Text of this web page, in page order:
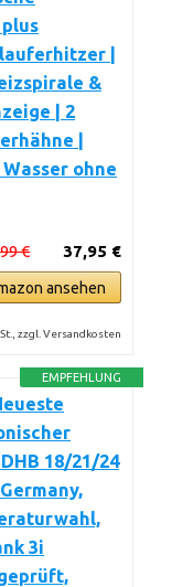
|
&
| 2
|
Wasser ohne
37,95 €
€
ansehen
zzgl. Versandkosten
EMPFEHLUNG
18/21/24
3i